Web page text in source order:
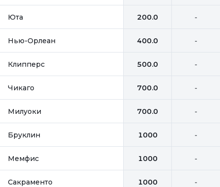
Юта 200.0 -
Нью-Орлеан 400.0 -
Клипперс 500.0 -
Чикаго 700.0 -
Милуоки 700.0 -
Бруклин 1000 -
Мемфис 1000 -
Сакраменто 1000 -